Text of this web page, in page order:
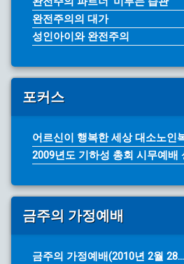
완전주의의 대가
성인아이와 완전주의
포커스
어르신이 행복한 세상 대소노인
2009년도 기하성 총회 시무예배
금주의 가정예배
금주의 가정예배(2010년 2월 28...